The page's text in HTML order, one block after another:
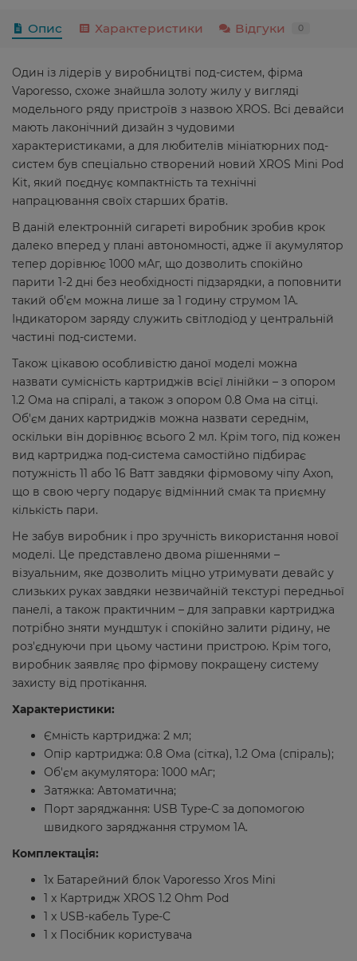
Опис Характеристики Відгуки 0
Один із лідерів у виробництві под-систем, фірма
Vaporesso, схоже знайшла золоту жилу у вигляді
модельного ряду пристроїв з назвою XROS. Всі девайси
мають лаконічний дизайн з чудовими
характеристиками, а для любителів мініатюрних под-
систем був спеціально створений новий XROS Mini Pod
Kit, який поєднує компактність та технічні
напрацювання своїх старших братів.
В даній електронній сигареті виробник зробив крок
далеко вперед у плані автономності, адже її акумулятор
тепер дорівнює 1000 мАг, що дозволить спокійно
парити 1-2 дні без необхідності підзарядки, а поповнити
такий об'єм можна лише за 1 годину струмом 1А.
Індикатором заряду служить світлодіод у центральній
частині под-системи.
Також цікавою особливістю даної моделі можна
назвати сумісність картриджів всієї лінійки – з опором
1.2 Ома на спіралі, а також з опором 0.8 Ома на сітці.
Об'єм даних картриджів можна назвати середнім,
оскільки він дорівнює всього 2 мл. Крім того, під кожен
вид картриджа под-система самостійно підбирає
потужність 11 або 16 Ватт завдяки фірмовому чіпу Axon,
що в свою чергу подарує відмінний смак та приємну
кількість пари.
Не забув виробник і про зручність використання нової
моделі. Це представлено двома рішеннями –
візуальним, яке дозволить міцно утримувати девайс у
слизьких руках завдяки незвичайній текстурі передньої
панелі, а також практичним – для заправки картриджа
потрібно зняти мундштук і спокійно залити рідину, не
роз'єднуючи при цьому частини пристрою. Крім того,
виробник заявляє про фірмову покращену систему
захисту від протікання.
Характеристики:
Ємність картриджа: 2 мл;
Опір картриджа: 0.8 Ома (сітка), 1.2 Ома (спіраль);
Об'єм акумулятора: 1000 мАг;
Затяжка: Автоматична;
Порт заряджання: USB Type-C за допомогою
швидкого заряджання струмом 1А.
Комплектація:
1х Батарейний блок Vaporesso Xros Mini
1 x Картридж XROS 1.2 Ohm Pod
1 x USB-кабель Type-C
1 x Посібник користувача